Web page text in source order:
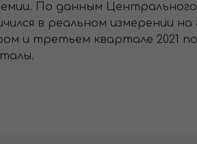
По данным
в реальном измерении
и третьем квартале 2021